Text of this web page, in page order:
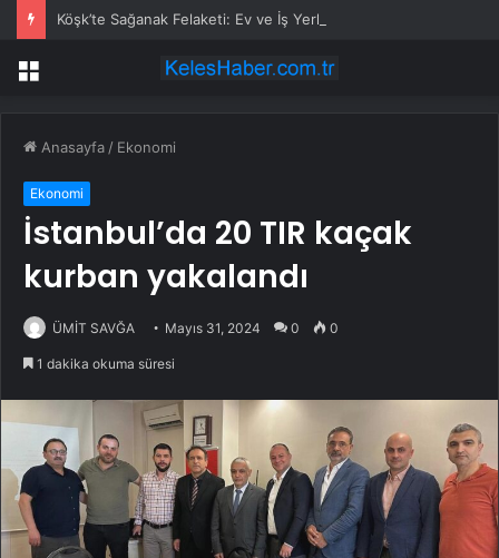
Köşk’te Sağanak Felaketi: Ev ve İş Yerlerini Su Bastı
Menü
Anasayfa / Ekonomi
Ekonomi
İstanbul’da 20 TIR kaçak
kurban yakalandı
ÜMİT SAVĞA Mayıs 31, 2024 0 0
1 dakika okuma süresi